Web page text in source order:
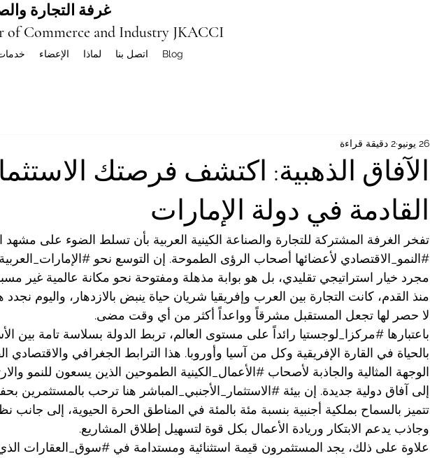
غرفة التجارة
of Commerce and Industry JKACCI
الإعضاء لماذا اتصل بنا Blog
الآفاق الذهبية: اكتشف فرصتك
القادمة في دولة الإمارات
26 يونيو 2 دقيقة قراءة
تفخر الغرفة المشتركة للتجارة والصناعة الكينية العربية بأن تسلط الضوء على مشهد
#النمو_الاقتصادي لأعضائها أصحاب الرؤى الطموحة. إن التوسع نحو
مجرد خيار استراتيجي تقليدي، بل هو بوابة مذهلة ومفتوحة نحو مكانة عالمية غير
منذ القدم، كانت التجارة بين العرب وإفريقيا شريان حياة ينبض بالازدهار، واليوم
لا حصر لها تجعل المستقبل مشرقاً وواعداً أكثر من أي وقت مضى.
باعتبارها #مركزا_لوجستيا رائداً على مستوى العالم، تربط الدولة بسلاسة تامة بين
بالحياة في القارة الإفريقية وكل من آسيا وأوروبا. هذا الترابط الجغرافي والاقتصادي
الوجهة المثالية والجاذبة لأصحاب #الأعمال_الكينية الطموحين الذين يسعون للنمو
إلى آفاق دولية جديدة. إن بيئة #الاستثمار_الأجنبي_المباشر هنا ترحب بالمستثمرين
تتميز بالسماح بملكية أجنبية بنسبة مئة بالمئة في المناطق الحرة الحيوية، إلى
وجاذب يدعم الابتكار وريادة الأعمال بكل قوة لتسهيل إطلاق المشاريع.
علاوة على ذلك، يجد المستثمرون قيمة استثنائية ومستدامة في #سوق_العقارات